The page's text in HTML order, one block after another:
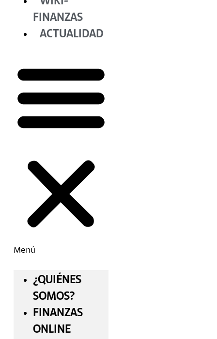
FINANZAS
ACTUALIDAD
Menú
¿QUIÉNES
SOMOS?
FINANZAS
ONLINE